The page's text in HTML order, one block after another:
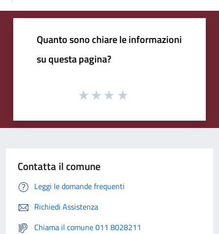
Quanto sono chiare le informazioni
su questa pagina?
Contatta il comune
Leggi le domande frequenti
Richiedi Assistenza
Chiama il comune 011 8028211